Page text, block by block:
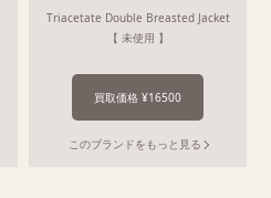
Triacetate Double Breasted Jacket
【 未使用 】
買取価格 ¥16500
このブランドをもっと見る